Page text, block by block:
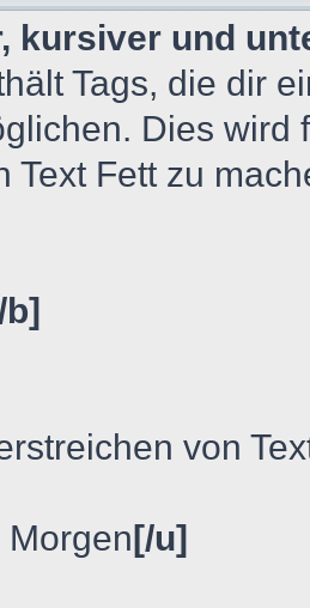
kursiver und
Tags, die dir
Dies
Text Fett zu
b]
von
Morgen[/u]